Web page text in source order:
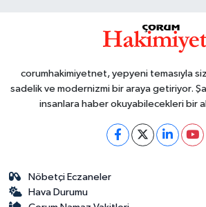
corumhakimiyetnet, yepyeni temasıyla
sadelik ve modernizmi bir araya getiriyor.
insanlara haber okuyabilecekleri bir
Nöbetçi Eczaneler
Hava Durumu